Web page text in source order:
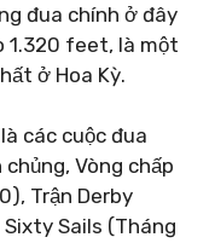
đua chính ở đây
1.320 feet, là một
ở Hoa Kỳ.
các cuộc đua
Vòng chấp
Trận Derby
Sails (Tháng